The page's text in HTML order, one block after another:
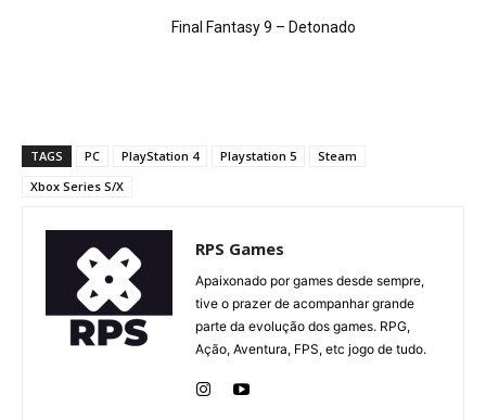
Final Fantasy 9 – Detonado
TAGS PC PlayStation 4 Playstation 5
Steam
Xbox Series S/X
RPS Games
Apaixonado por games desde sempre,
tive o prazer de acompanhar grande
parte da evolução dos games. RPG,
Ação, Aventura, FPS, etc jogo de tudo.